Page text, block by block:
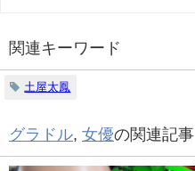
関連キーワード
土屋太鳳
グラドル, 女優の関連記事